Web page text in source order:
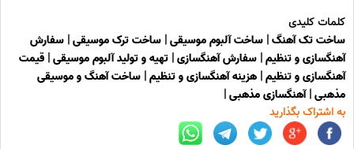
کلمات کلیدی
ساخت تک آهنگ| ساخت آلبوم موسیقی| ساخت ترک موسیقی| سفارش
آهنگسازی و تنظیم| سفارش آهنگسازی| تهیه و تولید آلبوم موسیقی| قیمت
آهنگسازی و تنظیم| هزینه آهنگسازی و تنظیم| ساخت آهنگ و موسیقی
مذهبی|آهنگسازی مذهبی|
به اشتراک بگذارید